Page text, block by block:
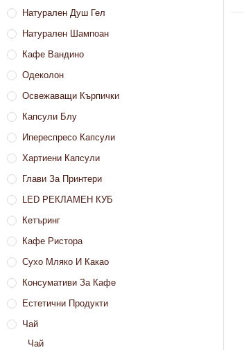
Натурален Душ Гел
Натурален Шампоан
Кафе Вандино
Одеколон
Освежаващи Кърпички
Капсули Блу
Ипереспресо Капсули
Хартиени Капсули
Глави За Принтери
LED РЕКЛАМЕН КУБ
Кетъринг
Кафе Ристора
Сухо Мляко И Какао
Консумативи За Кафе
Естетични Продукти
Чай
Чай